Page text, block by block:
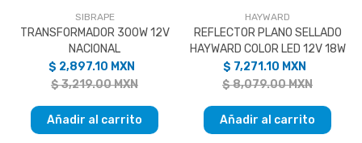
SIBRAPE
TRANSFORMADOR 300W 12V
NACIONAL
$ 2,897.10 MXN
$ 3,219.00 MXN
Añadir al carrito
HAYWARD
REFLECTOR PLANO SELLADO
HAYWARD COLOR LED 12V 18W
$ 7,271.10 MXN
$ 8,079.00 MXN
Añadir al carrito